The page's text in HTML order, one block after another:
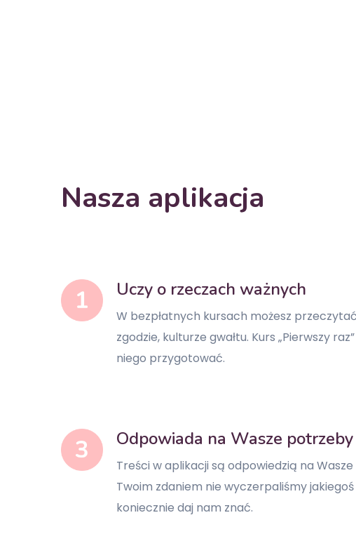
Nasza aplikacja
Uczy o rzeczach ważnych
W bezpłatnych kursach możesz
zgodzie, kulturze gwałtu. Kurs „Pierwszy
niego przygotować.
Odpowiada na Wasze potrzeby
Treści w aplikacji są odpowiedzią na
Twoim zdaniem nie wyczerpaliśmy
koniecznie daj nam znać.